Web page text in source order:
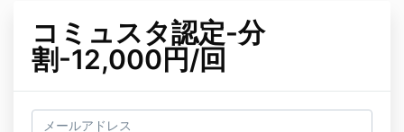
コミュスタ認定-分
割-12,000円/回